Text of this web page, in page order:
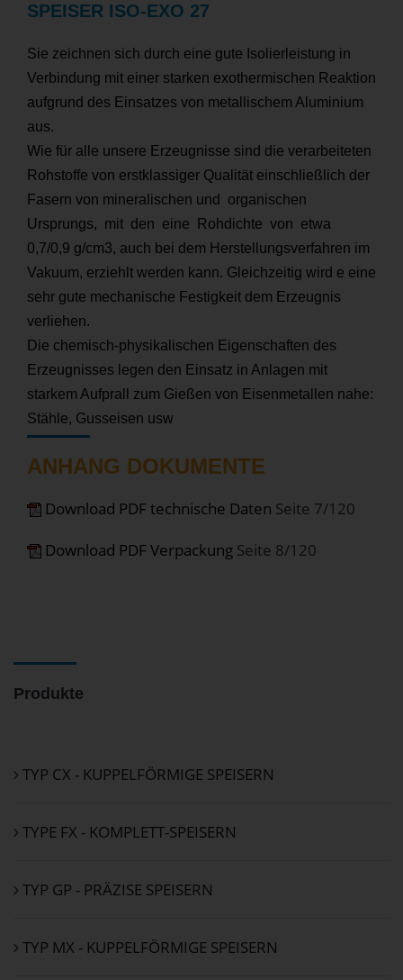
SPEISER ISO-EXO 27
Sie zeichnen sich durch eine gute Isolierleistung in
Verbindung mit einer starken exothermischen Reaktion
aufgrund des Einsatzes von metallischem Aluminium
aus.
Wie für alle unsere Erzeugnisse sind die verarbeiteten
Rohstoffe von erstklassiger Qualität einschließlich der
Fasern von mineralischen und organischen
Ursprungs, mit den eine Rohdichte von etwa
0,7/0,9 g/cm3, auch bei dem Herstellungsverfahren im
Vakuum, erziehlt werden kann. Gleichzeitig wird e eine
sehr gute mechanische Festigkeit dem Erzeugnis
verliehen.
Die chemisch-physikalischen Eigenschaften des
Erzeugnisses legen den Einsatz in Anlagen mit
starkem Aufprall zum Gießen von Eisenmetallen nahe:
Stähle, Gusseisen usw
ANHANG DOKUMENTE
Download PDF technische Daten Seite 7/120
Download PDF Verpackung Seite 8/120
Produkte
TYP CX - KUPPELFÖRMIGE SPEISERN
TYPE FX - KOMPLETT-SPEISERN
TYP GP - PRÄZISE SPEISERN
TYP MX - KUPPELFÖRMIGE SPEISERN